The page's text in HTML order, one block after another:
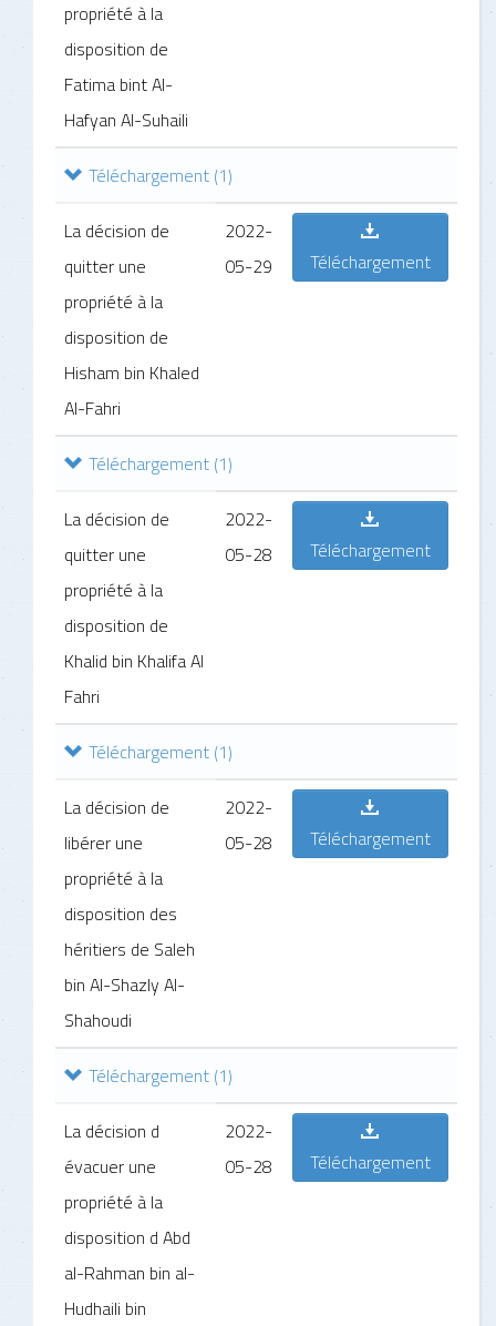
propriété à la
disposition de
Fatima bint Al-
Hafyan Al-Suhaili
Téléchargement(1)
La décision de
quitter une
propriété à la
disposition de
Hisham bin Khaled
Al-Fahri
2022-
05-29
Téléchargement
Téléchargement(1)
La décision de
quitter une
propriété à la
disposition de
Khalid bin Khalifa Al
Fahri
2022-
05-28
Téléchargement
Téléchargement(1)
La décision de
libérer une
propriété à la
disposition des
héritiers de Saleh
bin Al-Shazly Al-
Shahoudi
2022-
05-28
Téléchargement
Téléchargement(1)
La décision d
évacuer une
propriété à la
disposition d Abd
al-Rahman bin al-
Hudhaili bin
2022-
05-28
Téléchargement